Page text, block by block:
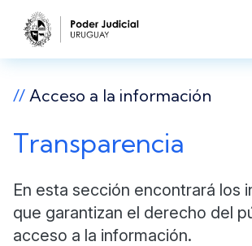
Pasar al contenido principal
// Acceso a la información
Transparencia
En esta sección encontrará los
que garantizan el derecho del
acceso a la información.